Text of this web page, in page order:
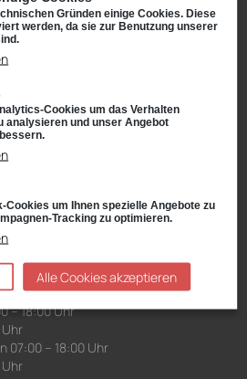
07:00 – 18:00 Uhr
Uhr
Maps
– 18:00 Uhr
– 17:00 Uhr
– 18:00 Uhr
07:00 – 18:00 Uhr
Gründen einige Cookies. Diese
werden, da sie zur Benutzung unserer
Cookies um das Verhalten
analysieren und unser Angebot
Cookies um Ihnen spezielle Angebote zu
Tracking zu optimieren.
Alle Cookies akzeptieren